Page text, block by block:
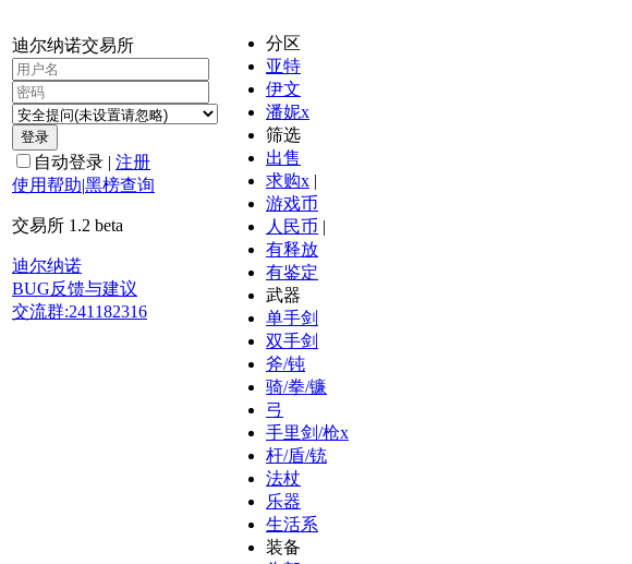
迪尔纳诺交易所
登录
自动登录 | 注册
使用帮助|黑榜查询
交易所 1.2 beta
迪尔纳诺
BUG反馈与建议
交流群:241182316
分区
亚特
伊文
潘妮x
筛选
出售
求购x |
游戏币
人民币 |
有释放
有鉴定
武器
单手剑
双手剑
斧/钝
骑/拳/镰
弓
手里剑/枪x
杆/盾/铳
法杖
乐器
生活系
装备